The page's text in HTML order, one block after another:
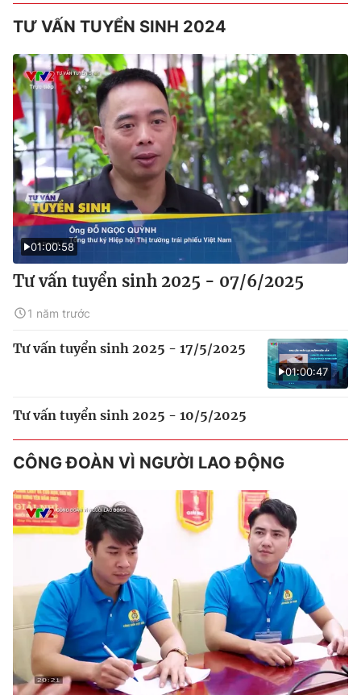
TƯ VẤN TUYỂN SINH 2024
01:00:58
Tư vấn tuyển sinh 2025 - 07/6/2025
1 năm trước
01:00:47
Tư vấn tuyển sinh 2025 - 17/5/2025
Tư vấn tuyển sinh 2025 - 10/5/2025
CÔNG ĐOÀN VÌ NGƯỜI LAO ĐỘNG